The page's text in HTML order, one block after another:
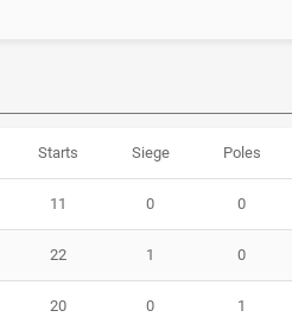
Starts Siege Poles
11 0 0
22 1 0
20 0 1